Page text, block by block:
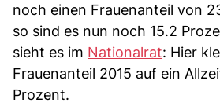
noch einen Frauenanteil von
so sind es nun noch 15.2
sieht es im Nationalrat: Hier
Frauenanteil 2015 auf ein
Prozent.